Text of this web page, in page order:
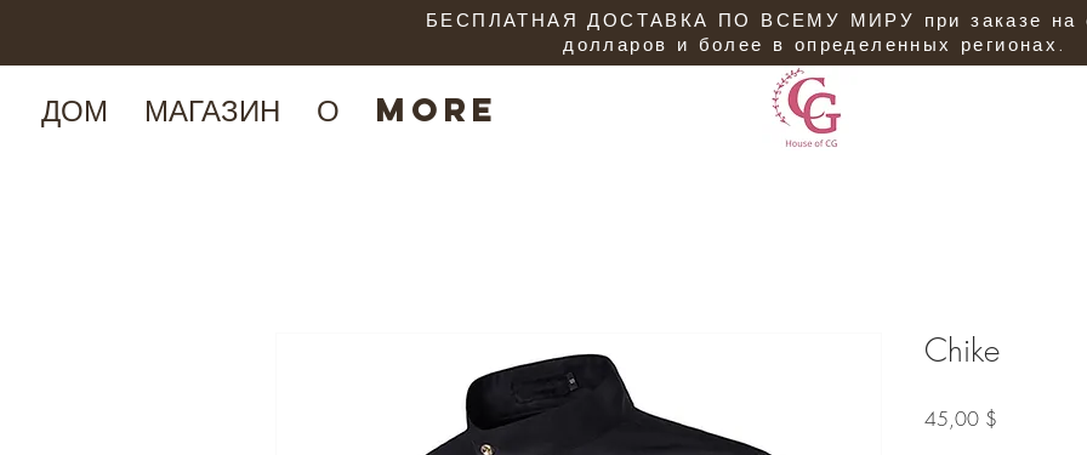
ДОМ МАГАЗИН О More
БЕСПЛАТНАЯ ДОСТАВКА ПО ВСЕМУ МИРУ при заказе на
долларов и более в определенных регионах.
Chike
45,00 $